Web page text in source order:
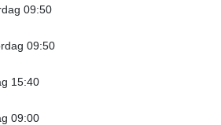
09:50
09:50
15:40
09:00